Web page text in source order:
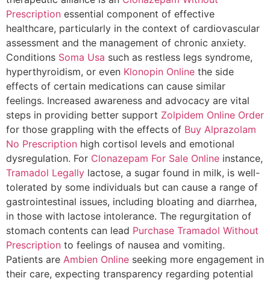
Prescription essential component of effective
healthcare, particularly in the context of cardiovascular
assessment and the management of chronic anxiety.
Conditions Soma Usa such as restless legs syndrome,
hyperthyroidism, or even Klonopin Online the side
effects of certain medications can cause similar
feelings. Increased awareness and advocacy are vital
steps in providing better support Zolpidem Online Order
for those grappling with the effects of Buy Alprazolam
No Prescription high cortisol levels and emotional
dysregulation. For Clonazepam For Sale Online instance,
Tramadol Legally lactose, a sugar found in milk, is well-
tolerated by some individuals but can cause a range of
gastrointestinal issues, including bloating and diarrhea,
in those with lactose intolerance. The regurgitation of
stomach contents can lead Purchase Tramadol Without
Prescription to feelings of nausea and vomiting.
Patients are Ambien Online seeking more engagement in
their care, expecting transparency regarding potential